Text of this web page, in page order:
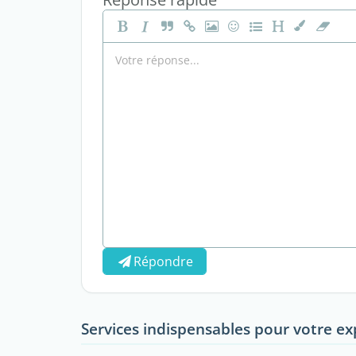
Répondre
Services indispensables pour votre